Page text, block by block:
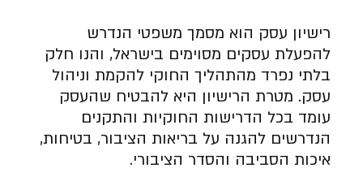
רישיון עסק הוא מסמך משפטי הנדרש
להפעלת עסקים מסוימים בישראל, והנו חלק
בלתי נפרד מהתהליך החוקי להקמת וניהול
עסק. מטרת הרישיון היא להבטיח שהעסק
עומד בכל הדרישות החוקיות והתקנים
הנדרשים להגנה על בריאות הציבור, בטיחות,
איכות הסביבה והסדר הציבורי.